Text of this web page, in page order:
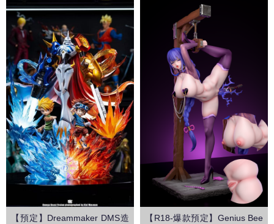
【預定】Dreammaker DMS造
【R18-爆款預定】Genius Bee